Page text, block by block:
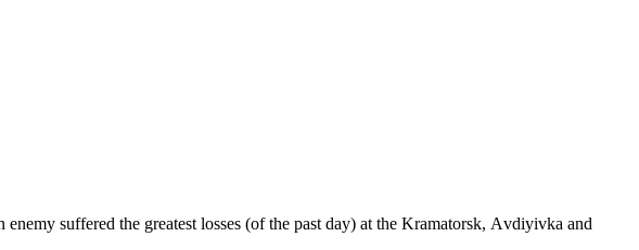
suffered the greatest losses (of the past day) at the Kramatorsk, Аvdiyivka and